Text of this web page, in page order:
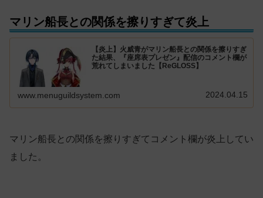
マリン船長との関係を擦りすぎて炎上
【炎上】火威青がマリン船長との関係を擦りすぎ
た結果、『座席表プレゼン』配信のコメント欄が
荒れてしまいました【ReGLOSS】
www.menuguildsystem.com 2024.04.15
マリン船長との関係を擦りすぎてコメント欄が炎上してい
ました。